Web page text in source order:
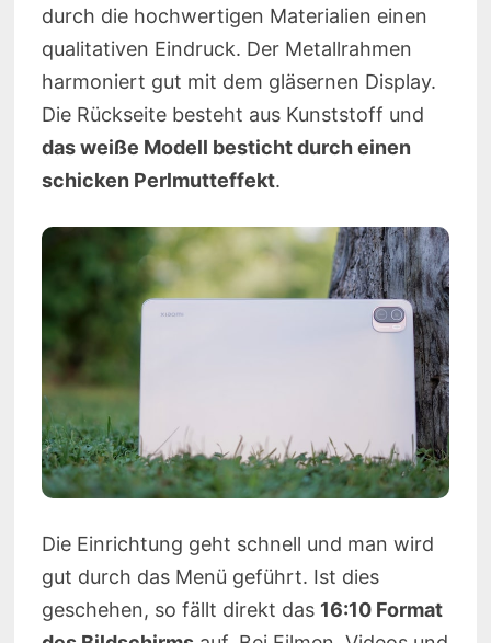
durch die hochwertigen Materialien einen
qualitativen Eindruck. Der Metallrahmen
harmoniert gut mit dem gläsernen Display.
Die Rückseite besteht aus Kunststoff und
das weiße Modell besticht durch einen
schicken Perlmutteffekt.
Die Einrichtung geht schnell und man wird
gut durch das Menü geführt. Ist dies
geschehen, so fällt direkt das 16:10 Format